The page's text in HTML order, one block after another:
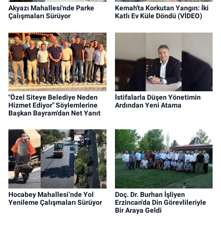
Akyazı Mahallesi'nde Parke
Çalışmaları Sürüyor
Kemah'ta Korkutan Yangın: İki
Katlı Ev Küle Döndü (VİDEO)
"Özel Siteye Belediye Neden
Hizmet Ediyor" Söylemlerine
Başkan Bayram'dan Net Yanıt
İstifalarla Düşen Yönetimin
Ardından Yeni Atama
Hocabey Mahallesi’nde Yol
Yenileme Çalışmaları Sürüyor
Doç. Dr. Burhan İşliyen
Erzincan'da Din Görevlileriyle
Bir Araya Geldi